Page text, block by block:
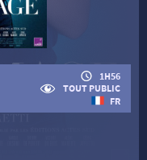
1H56
TOUT PUBLIC
FR